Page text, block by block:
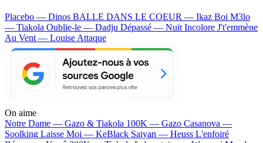
Placebo — Dinos BALLE DANS LE COEUR — Ikaz Boi M3lo
— Tiakola Oublie-le — Dadju Dépassé — Nuit Incolore J't'emmène
Au Vent — Louise Attaque
On aime
Notre Dame — Gazo & Tiakola 100K — Gazo Casanova —
Soolking Laisse Moi — KeBlack Saiyan — Heuss L'enfoiré